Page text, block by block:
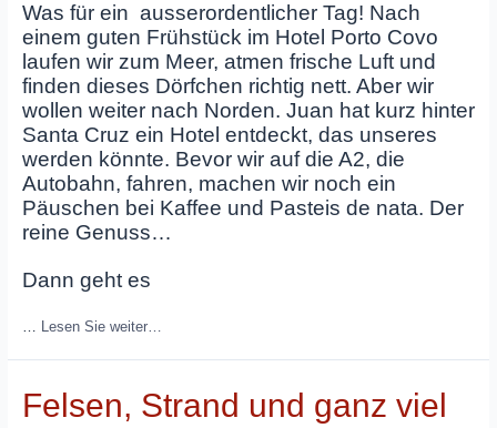
Was für ein ausserordentlicher Tag! Nach
einem guten Frühstück im Hotel Porto Covo
laufen wir zum Meer, atmen frische Luft und
finden dieses Dörfchen richtig nett. Aber wir
wollen weiter nach Norden. Juan hat kurz hinter
Santa Cruz ein Hotel entdeckt, das unseres
werden könnte. Bevor wir auf die A2, die
Autobahn, fahren, machen wir noch ein
Päuschen bei Kaffee und Pasteis de nata. Der
reine Genuss…
Dann geht es
… Lesen Sie weiter…
Felsen, Strand und ganz viel